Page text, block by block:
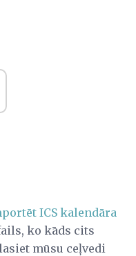
ICS kalendāra
ko kāds cits
mūsu ceļvedi